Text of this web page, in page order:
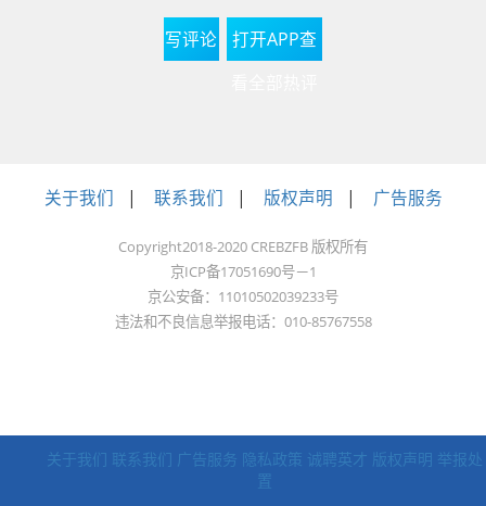
指数环比下降0.6%，
同比下降5%。
经济运行数据显示，
2022年前11月全市商
品房销售面积为409.7
万平方米，同比下降
32.7%，降幅比1-10月
39.7%，降幅比1-10月
份收窄1.2个百分点。
写评论
打开APP查
关于我们 | 联系我们 | 版权声明 | 广告服务
Copyright2018-2020 CREBZFB 版权所有
京ICP备17051690号－1
京公安备：11010502039233号
违法和不良信息举报电话：010-85767558
关于我们 联系我们 广告服务 隐私政策 诚聘英才 版权声明 举报处
置